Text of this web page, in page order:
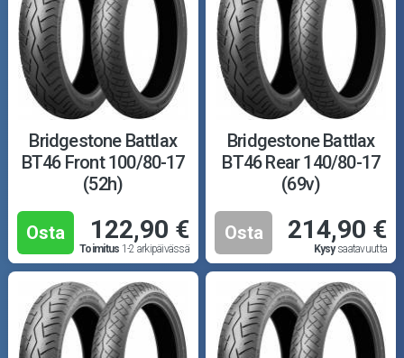
Bridgestone Battlax
BT46 Front 100/80-17
(52h)
Osta 122,90 €
Toimitus 1-2 arkipäivässä
Bridgestone Battlax
BT46 Rear 140/80-17
(69v)
Osta 214,90 €
Kysysaatavuutta